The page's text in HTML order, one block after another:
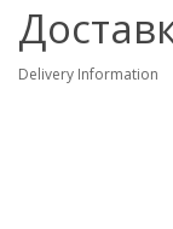
Delivery Information